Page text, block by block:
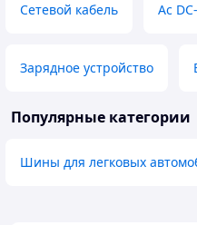
Сетевой кабель Ac
Зарядное устройство
Популярные категории
Шины для легковых